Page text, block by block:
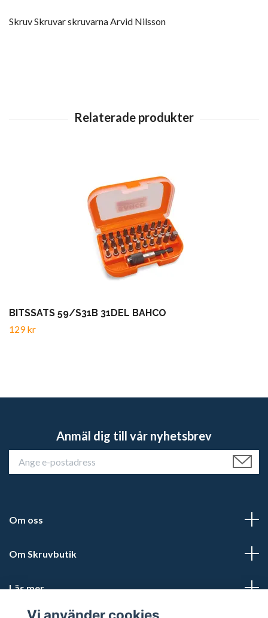
Skruv Skruvar skruvarna Arvid Nilsson
BITSSATS 59/S31B 31DEL BAHCO
129 kr
Anmäl dig till vår nyhetsbrev
Om oss
Om Skruvbutik
Läs mer